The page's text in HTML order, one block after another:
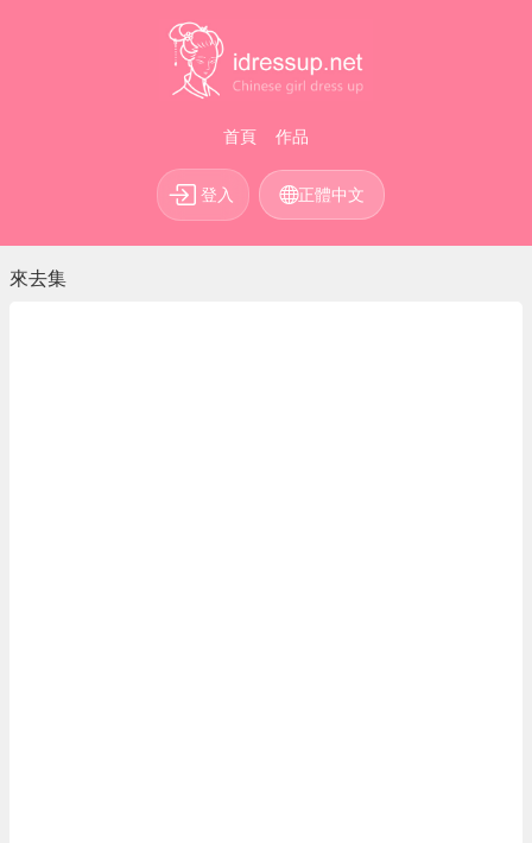
首頁 作品
登入 正體中文
來去集